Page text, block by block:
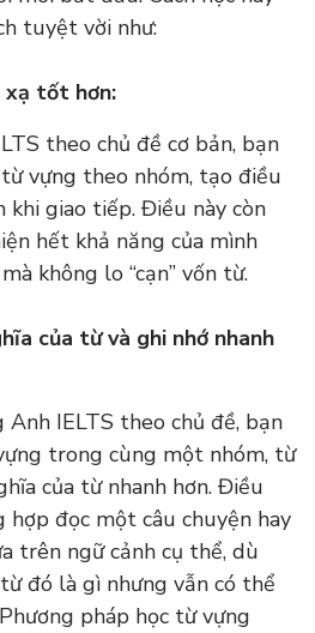
tuyệt vời như:
xạ tốt hơn:
theo chủ đề cơ bản, bạn
vựng theo nhóm, tạo điều
khi giao tiếp. Điều này còn
hết khả năng của mình
không lo “cạn” vốn từ.
của từ và ghi nhớ nhanh
IELTS theo chủ đề, bạn
trong cùng một nhóm, từ
của từ nhanh hơn. Điều
hợp đọc một câu chuyện hay
trên ngữ cảnh cụ thể, dù
đó là gì nhưng vẫn có thể
pháp học từ vựng